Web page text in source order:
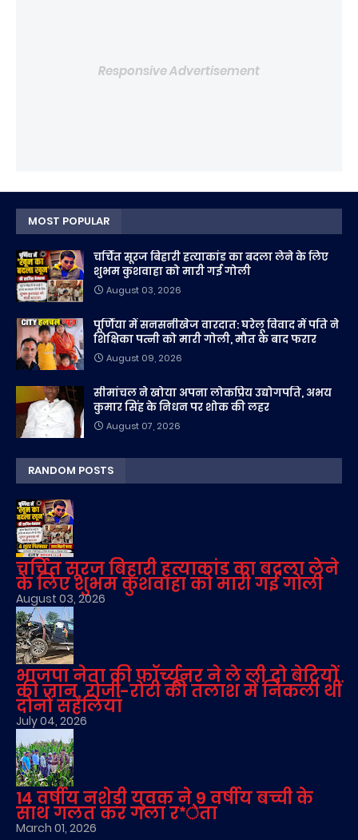
Responsive Advertisement
MOST POPULAR
चर्चित सूरज बिहारी हत्याकांड का बदला लेने के लिए
शुभम कुशवाहा को मारी गई गोली
August 03, 2026
पूर्णिया में सनसनीखेज वारदात: घरेलू विवाद में पति ने
शिक्षिका पत्नी को मारी गोली, मौत के बाद फरार
August 09, 2026
सीमांचल ने खोया अपना लोकप्रिय उद्योगपति, अभय
कुमार सिंह के निधन पर शोक की लहर
August 07, 2026
RANDOM POSTS
चर्चित सूरज बिहारी हत्याकांड का बदला लेने
के लिए शुभम कुशवाहा को मारी गई गोली
August 03, 2026
भाजपा नेता की फॉर्च्यूनर ने ले ली दो बेटियों
की जान, रोजी-रोटी की तलाश में निकली थीं
दोनों सहेलियां
July 04, 2026
14 वर्षीय नशेड़ी युवक ने 9 वर्षीय बच्ची के
साथ गलत कर गला र*ेता
March 01, 2026